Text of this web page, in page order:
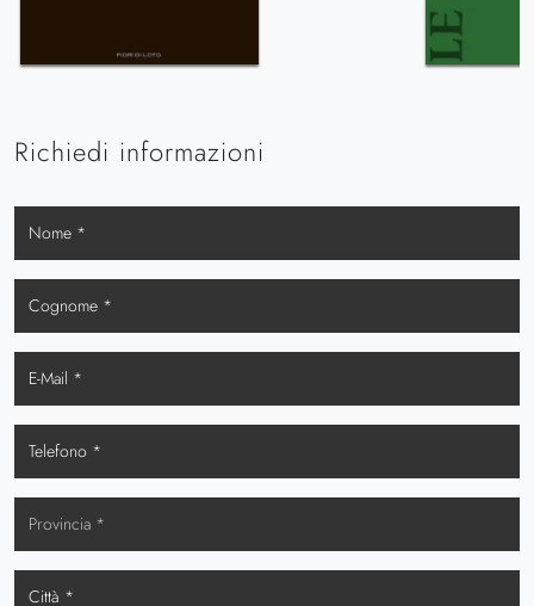
Richiedi informazioni